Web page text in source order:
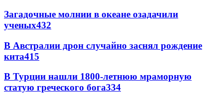
Загадочные молнии в океане озадачили
ученых432
В Австралии дрон случайно заснял рождение
кита415
В Турции нашли 1800-летнюю мраморную
статую греческого бога334